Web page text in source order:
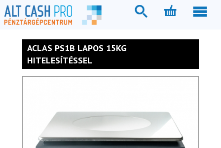
ACLAS PS1B LAPOS 15KG
HITELESÍTÉSSEL